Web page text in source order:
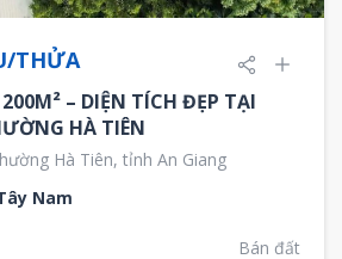
THỬA
– DIỆN TÍCH ĐẸP TẠI
HÀ TIÊN
Hà Tiên, tỉnh An Giang
Nam
Bán đất